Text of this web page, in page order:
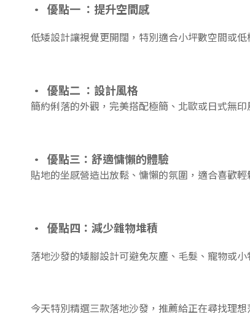
• 優點一 ：提升空間感
低矮設計讓視覺更開闊，特別適合小坪數空間或低
• 優點二 ：設計風格
簡約俐落的外觀，完美搭配極簡、北歐或日式無
• 優點三：舒適慵懶的體驗
貼地的坐感營造出放鬆、慵懶的氛圍，適合喜歡
• 優點四：減少雜物堆積
落地沙發的矮腳設計可避免灰塵、毛髮、寵物或
今天特別精選三款落地沙發，推薦給正在尋找理